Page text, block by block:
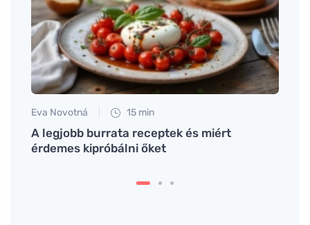
Eva Novotná 15 min
A legjobb burrata receptek és miért
érdemes kipróbálni őket